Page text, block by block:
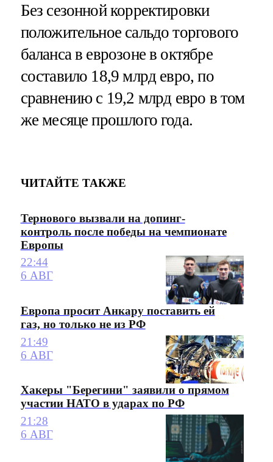
Без сезонной корректировки
положительное сальдо торгового
баланса в еврозоне в октябре
составило 18,9 млрд евро, по
сравнению с 19,2 млрд евро в том
же месяце прошлого года.
ЧИТАЙТЕ ТАКЖЕ
Тернового вызвали на допинг-
контроль после победы на чемпионате
Европы
22:44
6 АВГ
Европа просит Анкару поставить ей
газ, но только не из РФ
21:49
6 АВГ
Хакеры "Берегини" заявили о прямом
участии НАТО в ударах по РФ
21:28
6 АВГ